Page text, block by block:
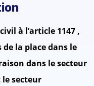
à l’article 1147 ,
la place dans le
dans le secteur
secteur